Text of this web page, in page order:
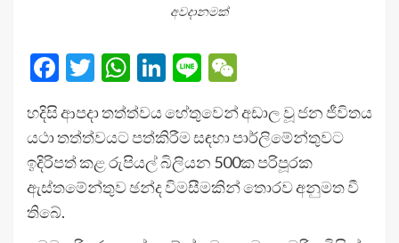
අවදානමක්
Facebook
Twitter
WhatsApp
LinkedIn
Line
හදිසි ආපදා තත්ත්වය හේතුවෙන් අඩාල වූ ජන ජීවිතය
යථා තත්ත්වයට පත්කිරීම සඳහා පාර්ලිමේන්තුවට
ඉදිරිපත් කළ රුපියල් බිලියන 500ක පරිපූරක
ඇස්තමේන්තුව ඡන්ද විමසීමකින් තොරව අනුමත වී
තිබේ.